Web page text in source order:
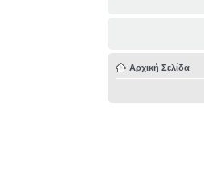
Αρχική Σελίδα